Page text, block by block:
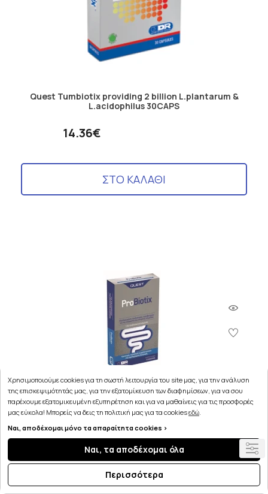
Quest Tumbiotix providing 2 billion L.plantarum &
L.acidophilus 30CAPS
14.36€
ΣΤΟ ΚΑΛΑΘΙ
Quest Probiotix 15 Caps
Χρησιμοποιούμε cookies για τη σωστή λειτουργία του site μας, για την ανάλυση
της επισκεψιμότητάς μας, για την εξατομίκευση των διαφημίσεων, για να σου
παρέχουμε εξατομικευμένη εξυπηρέτηση και για να μαθαίνεις για τις προσφορές
μας εύκολα! Μπορείς να δεις τη πολιτική μας για τα cookiesεδώ.
Ναι, αποδέχομαι μόνο τα απαραίτητα cookies >
Ναι, τα αποδέχομαι όλα
Περισσότερα